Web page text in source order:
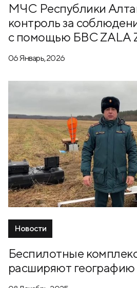
МЧС Республики
контроль за
с помощью БВС ZALA
06 Январь, 2026
Новости
Беспилотные
расширяют